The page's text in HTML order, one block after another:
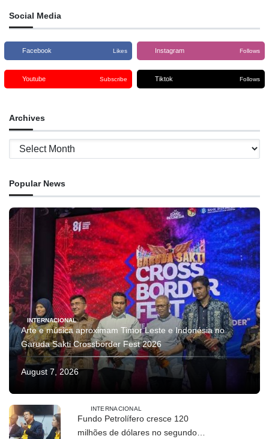
Social Media
Facebook Likes Instagram Follows
Youtube Subscribe Tiktok Follows
Archives
Archives
Popular News
INTERNACIONAL
Arte e música aproximam Timor Leste e Indonésia no
Garuda Sakti Crossborder Fest 2026
August 7, 2026
INTERNACIONAL
Fundo Petrolífero cresce 120
milhões de dólares no segundo